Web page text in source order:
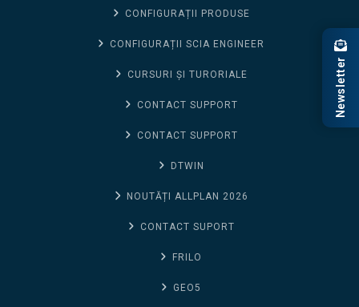
CONFIGURAȚII PRODUSE
CONFIGURAȚII SCIA ENGINEER
CURSURI ȘI TURORIALE
CONTACT SUPPORT
CONTACT SUPPORT
DTWIN
NOUTĂȚI ALLPLAN 2026
CONTACT SUPORT
FRILO
GEO5
Newsletter